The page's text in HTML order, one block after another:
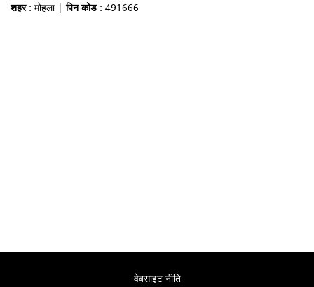
शहर: मोहला |पिन कोड: 491666
वेबसाइट नीति